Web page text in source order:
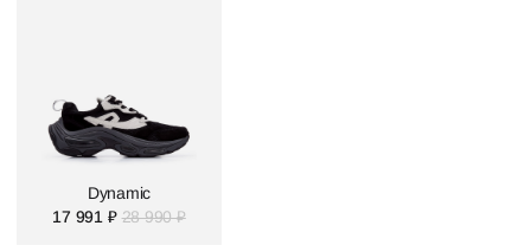
Dynamic
17 991 ₽ 28 990 ₽